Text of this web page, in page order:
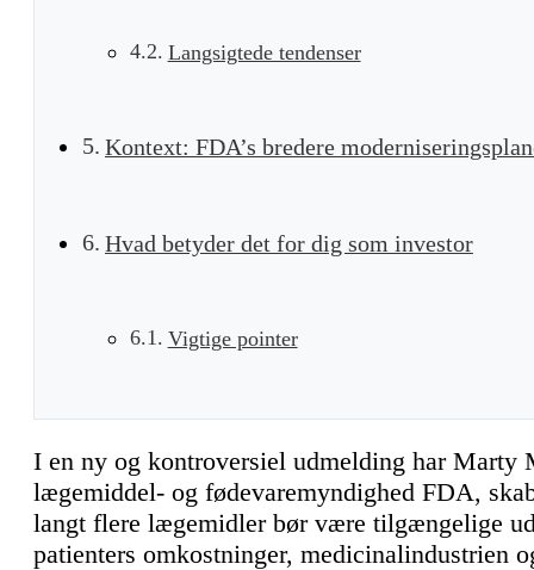
Langsigtede tendenser
Kontext: FDA’s bredere
Hvad betyder det for dig som investor
Vigtige pointer
I en ny og kontroversiel udmelding har Marty
lægemiddel- og fødevaremyndighed FDA,
langt flere lægemidler bør være tilgængelige
patienters omkostninger, medicinalindustrien